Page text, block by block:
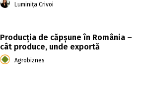
Luminița Crivoi
Producția de căpșune în România –
cât produce, unde exportă
Agrobiznes